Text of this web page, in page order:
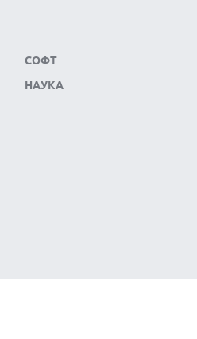
СОФТ
НАУКА